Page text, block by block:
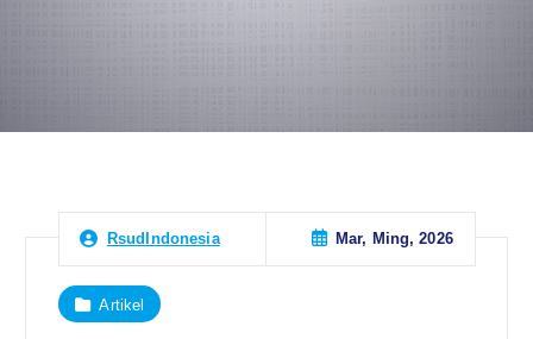
RsudIndonesia Mar, Ming, 2026
Artikel